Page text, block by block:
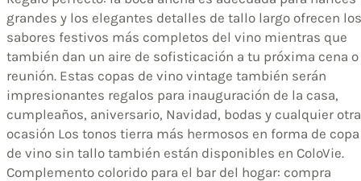
grandes y los elegantes detalles de tallo largo ofrecen los
sabores festivos más completos del vino mientras que
también dan un aire de sofisticación a tu próxima cena o
reunión. Estas copas de vino vintage también serán
impresionantes regalos para inauguración de la casa,
cumpleaños, aniversario, Navidad, bodas y cualquier otra
ocasión Los tonos tierra más hermosos en forma de copa
de vino sin tallo también están disponibles en ColoVie.
Complemento colorido para el bar del hogar: compra